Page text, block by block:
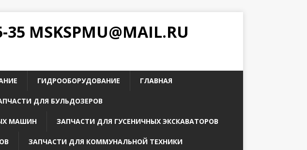
MSKSPMU@MAIL.RU
ГИДРООБОРУДОВАНИЕ ГЛАВНАЯ
ДЛЯ БУЛЬДОЗЕРОВ
МАШИН ЗАПЧАСТИ ДЛЯ ГУСЕНИЧНЫХ ЭКСКАВАТОРОВ
ЗАПЧАСТИ ДЛЯ КОММУНАЛЬНОЙ ТЕХНИКИ